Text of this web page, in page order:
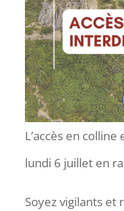
L’accès en
lundi 6 juillet en
Soyez vigilants et